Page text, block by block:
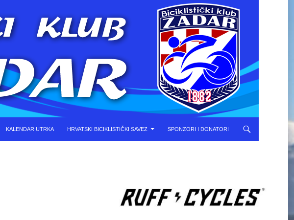
KALENDAR UTRKA HRVATSKI BICIKLISTIČKI SAVEZ SPONZORI I DONATORI